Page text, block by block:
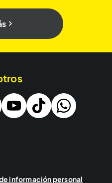
información personal